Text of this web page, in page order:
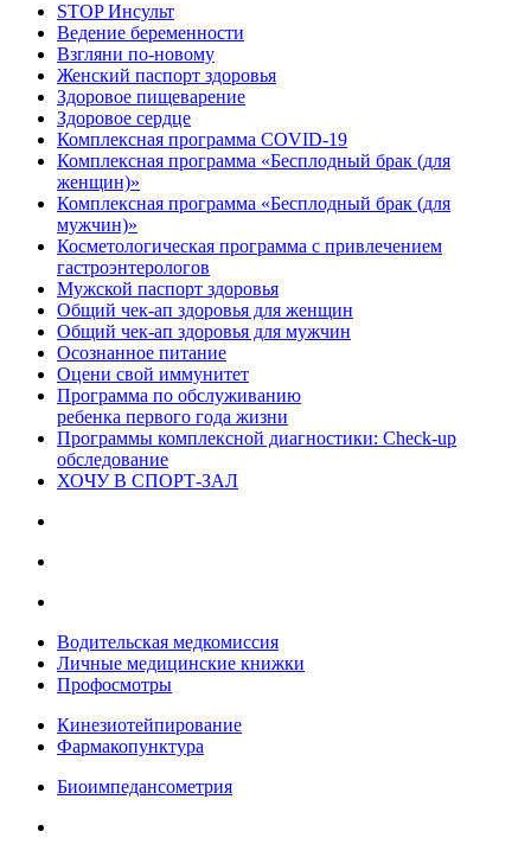
STOP Инсульт
Ведение беременности
Взгляни по-новому
Женский паспорт здоровья
Здоровое пищеварение
Здоровое сердце
Комплексная программа COVID-19
Комплексная программа «Бесплодный брак (для
женщин)»
Комплексная программа «Бесплодный брак (для
мужчин)»
Косметологическая программа с привлечением
гастроэнтерологов
Мужской паспорт здоровья
Общий чек-ап здоровья для женщин
Общий чек-ап здоровья для мужчин
Осознанное питание
Оцени свой иммунитет
Программа по обслуживанию
ребенка первого года жизни
Программы комплексной диагностики: Check-up
обследование
ХОЧУ В CПОРТ-ЗАЛ
Водительская медкомиссия
Личные медицинские книжки
Профосмотры
Кинезиотейпирование
Фармакопунктура
Биоимпедансометрия